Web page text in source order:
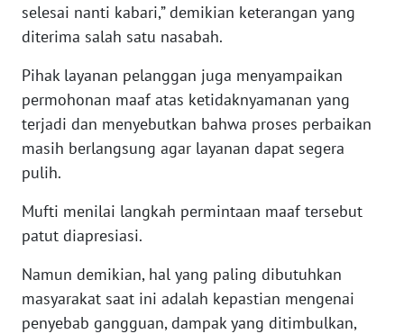
selesai nanti kabari,” demikian keterangan yang
diterima salah satu nasabah.
Pihak layanan pelanggan juga menyampaikan
permohonan maaf atas ketidaknyamanan yang
terjadi dan menyebutkan bahwa proses perbaikan
masih berlangsung agar layanan dapat segera
pulih.
Mufti menilai langkah permintaan maaf tersebut
patut diapresiasi.
Namun demikian, hal yang paling dibutuhkan
masyarakat saat ini adalah kepastian mengenai
penyebab gangguan, dampak yang ditimbulkan,
WN
PAPUA
WN
PAPUA
BARAT
WN
RIAU
WN
WN
JAMBI